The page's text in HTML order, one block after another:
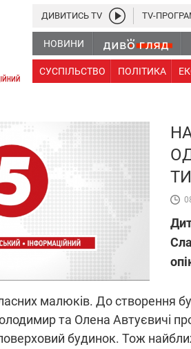
НОВИНИ
СУСПІЛЬСТВО ПОЛІТИКА
ДИВИТИСЬ TV TV-
малюків. До створення
та Олена Автуєвичі
будинок. Тож